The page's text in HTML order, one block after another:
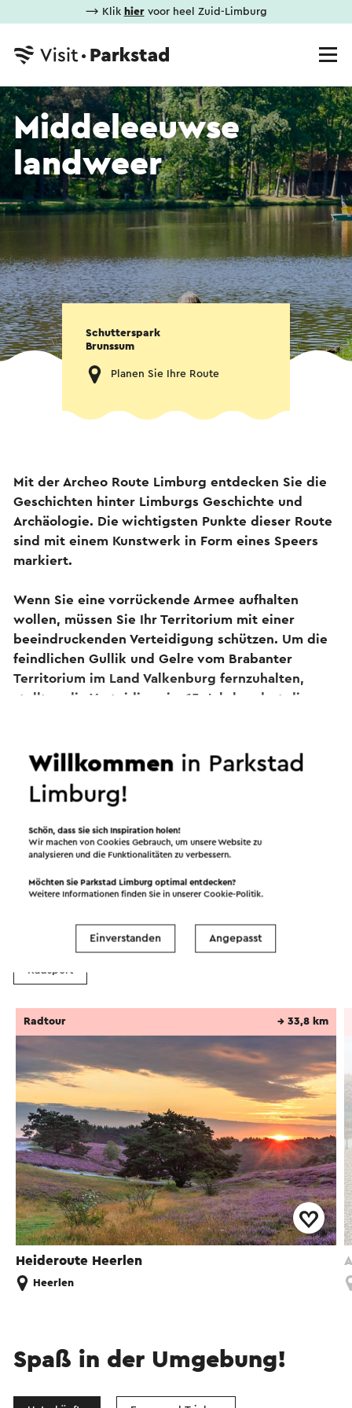
⟶ Klik hiervoor heel Zuid-Limburg
Middeleeuwse
landweer
Schutterspark
Brunssum
Planen Sie Ihre Route
Mit der Archeo Route Limburg entdecken Sie die
Geschichten hinter Limburgs Geschichte und
Archäologie. Die wichtigsten Punkte dieser Route
sind mit einem Kunstwerk in Form eines Speers
markiert.
Wenn Sie eine vorrückende Armee aufhalten
wollen, müssen Sie Ihr Territorium mit einer
beeindruckenden Verteidigung schützen. Um die
feindlichen Gullik und Gelre vom Brabanter
Territorium im Land Valkenburg fernzuhalten,
stellten die Verteidiger im 15. Jahrhundert die
Die Landverteidigung erwies sich als ein
beim Angriff als auch beim Rückzug ausbremste.
mehr als zwanzig Meter breiten Bauwerk mit
einem spitzen Graben und zwei Wällen zusammen.
Die Verteidigungsanlagen waren Teil einer viel
Sumpfgebiet zwischen Gangelt und Schinveld bis
nach Nieuwenhagen erstreckte.
Routen in der Region
Radsport
Heideroute Heerlen
Radtour → 33,8 km
Heerlen
Spaß in der Umgebung!
Willkommen in Parkstad
Limburg!
Schön, dass Sie sich Inspiration holen!
Wir machen von Cookies Gebrauch, um unsere Website zu
analysieren und die Funktionalitäten zu verbessern.
Möchten Sie Parkstad Limburg optimal entdecken?
Weitere Informationen finden Sie in unsererCookie-Politik.
Einverstanden Angepasst